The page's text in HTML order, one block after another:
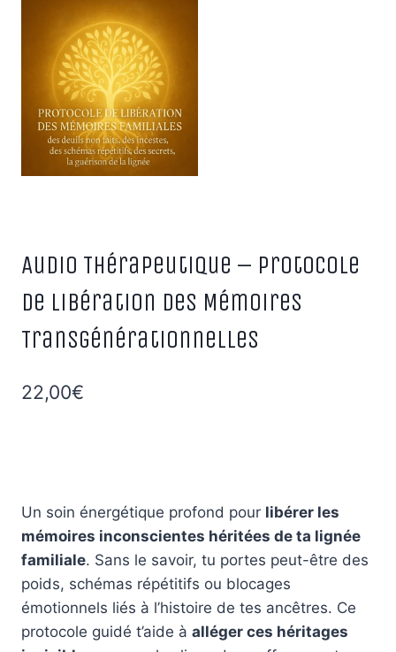
Audio Thérapeutique – Protocole
de Libération des Mémoires
Transgénérationnelles
22,00€
Un soin énergétique profond pour libérer les
mémoires inconscientes héritées de ta lignée
familiale. Sans le savoir, tu portes peut-être des
poids, schémas répétitifs ou blocages
émotionnels liés à l’histoire de tes ancêtres. Ce
protocole guidé t’aide à alléger ces héritages